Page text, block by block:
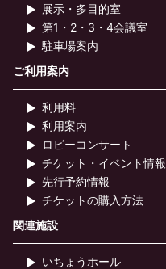
展示・多目的室
第1・2・3・4会議室
駐車場案内
ご利用案内
利用料
利用案内
ロビーコンサート
チケット・イベント情報
先行予約情報
チケットの購入方法
関連施設
いちょうホール